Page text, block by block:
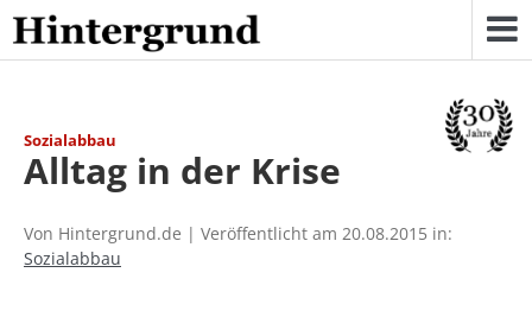
Skip
to
content
Sozialabbau
Alltag in der Krise
Von Hintergrund.de | Veröffentlicht am 20.08.2015 in:
Sozialabbau